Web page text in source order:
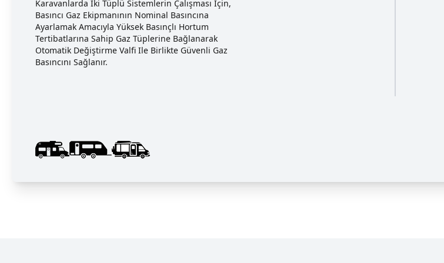
Karavanlarda Iki Tüplü Sistemlerin Çalışması Için,
Basıncı Gaz Ekipmanının Nominal Basıncına
Ayarlamak Amacıyla Yüksek Basınçlı Hortum
Tertibatlarına Sahip Gaz Tüplerine Bağlanarak
Otomatik Değiştirme Valfi Ile Birlikte Güvenli Gaz
Basıncını Sağlanır.